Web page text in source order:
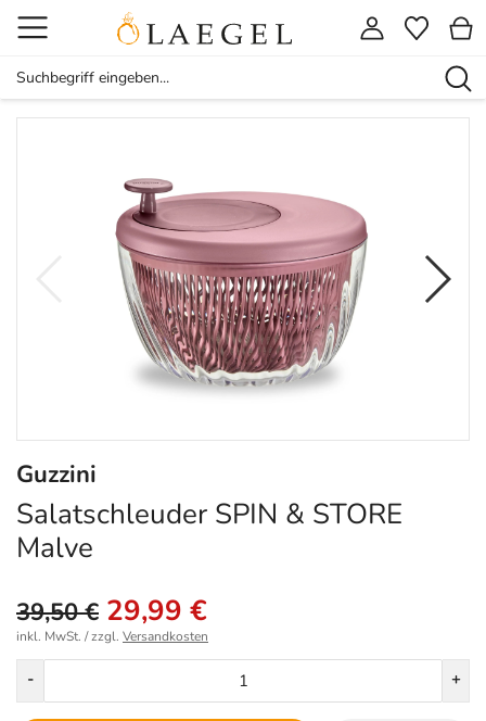
Guzzini
Salatschleuder SPIN & STORE
Malve
39,50 € 29,99 €
inkl. MwSt. / zzgl. Versandkosten
- +